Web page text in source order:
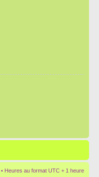
• Heures au format UTC + 1 heure